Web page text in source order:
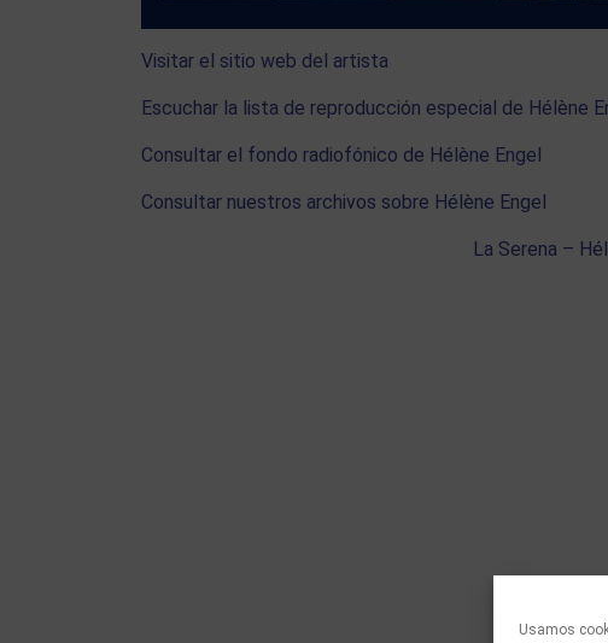
Usamos
Visitar el sitio web del artista
Escuchar la lista de reproducción especial de Hélène
Consultar el fondo radiofónico de Hélène Engel
Consultar nuestros archivos sobre Hélène Engel
La Serena –